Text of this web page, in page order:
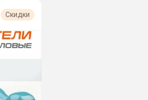
Скидки